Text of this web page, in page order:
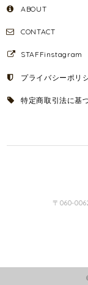
ABOUT
CONTACT
STAFFinstagram
プライバシーポリ
特定商取引法に基
〒060-